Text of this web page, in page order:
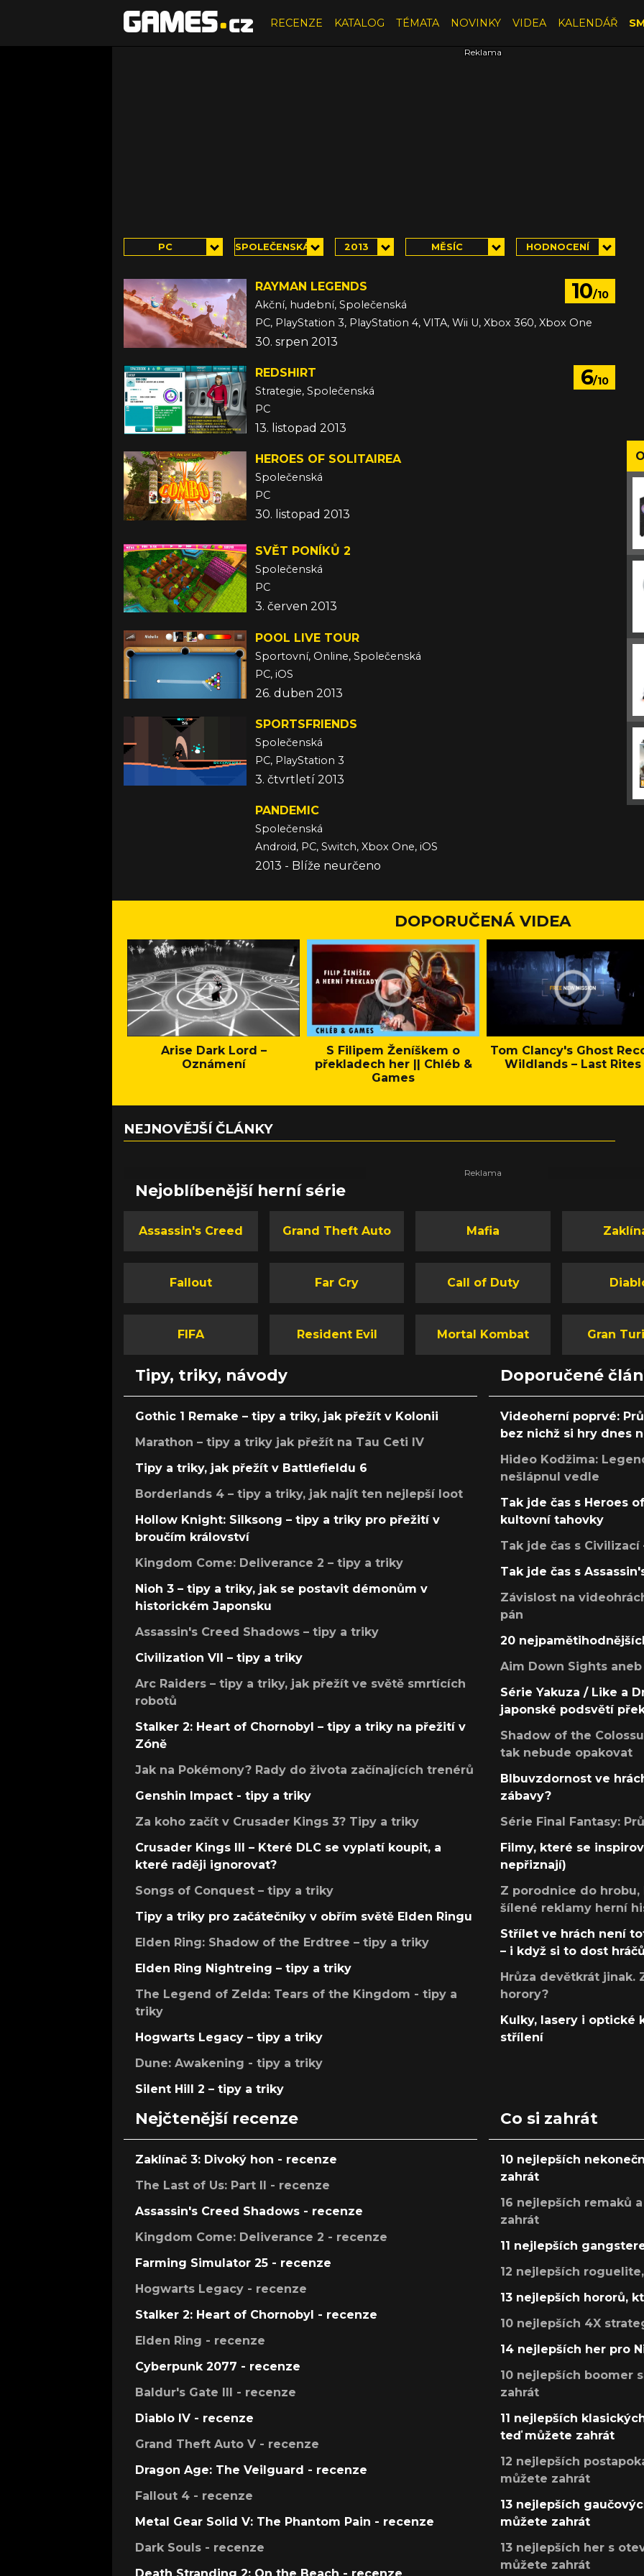
RECENZE KATALOG TÉMATA NOVINKY VIDEA KALENDÁŘ
PC SPOLEČENSKÁ 2013 MĚSÍC HODNOCENÍ
10/10
RAYMAN LEGENDS
Akční, hudební, Společenská
PC, PlayStation 3, PlayStation 4, VITA, Wii U, Xbox 360, Xbox One
30. srpen 2013
6/10
REDSHIRT
Strategie, Společenská
PC
13. listopad 2013
HEROES OF SOLITAIREA
Společenská
PC
30. listopad 2013
SVĚT PONÍKŮ 2
Společenská
PC
3. červen 2013
POOL LIVE TOUR
Sportovní, Online, Společenská
PC, iOS
26. duben 2013
SPORTSFRIENDS
Společenská
PC, PlayStation 3
3. čtvrtletí 2013
PANDEMIC
Společenská
Android, PC, Switch, Xbox One, iOS
2013 - Blíže neurčeno
DOPORUČENÁ VIDEA
Arise Dark Lord –
Oznámení
S Filipem Ženíškem o
překladech her || Chléb &
Games
Tom Clancy's Ghost
Wildlands – Last Rites
NEJNOVĚJŠÍ ČLÁNKY
Nejoblíbenější herní série
Assassin's Creed Grand Theft Auto Mafia
Fallout Far Cry Call of Duty
FIFA Resident Evil Mortal Kombat Gran
Tipy, triky, návody
Gothic 1 Remake – tipy a triky, jak přežít v Kolonii
Marathon – tipy a triky jak přežít na Tau Ceti IV
Tipy a triky, jak přežít v Battlefieldu 6
Borderlands 4 – tipy a triky, jak najít ten nejlepší loot
Hollow Knight: Silksong – tipy a triky pro přežití v
broučím království
Kingdom Come: Deliverance 2 – tipy a triky
Nioh 3 – tipy a triky, jak se postavit démonům v
historickém Japonsku
Assassin's Creed Shadows – tipy a triky
Civilization VII – tipy a triky
Arc Raiders – tipy a triky, jak přežít ve světě smrtících
robotů
Stalker 2: Heart of Chornobyl – tipy a triky na přežití v
Zóně
Jak na Pokémony? Rady do života začínajících trenérů
Genshin Impact - tipy a triky
Za koho začít v Crusader Kings 3? Tipy a triky
Crusader Kings III – Které DLC se vyplatí koupit, a
které raději ignorovat?
Songs of Conquest – tipy a triky
Tipy a triky pro začátečníky v obřím světě Elden Ringu
Elden Ring: Shadow of the Erdtree – tipy a triky
Elden Ring Nightreing – tipy a triky
The Legend of Zelda: Tears of the Kingdom - tipy a
triky
Hogwarts Legacy – tipy a triky
Dune: Awakening - tipy a triky
Silent Hill 2 – tipy a triky
Doporučené
Videoherní poprvé:
bez nichž si hry dnes
Hideo Kodžima:
nešlápnul vedle
Tak jde čas s Heroes
kultovní tahovky
Tak jde čas s
Tak jde čas s
Závislost na
pán
20
Aim Down Sights
Série Yakuza / Like a
japonské podsvětí
Shadow of the
tak nebude opakovat
Blbuvzdornost ve
zábavy?
Série Final Fantasy:
Filmy, které se
nepřiznají)
Z porodnice do hrobu,
šílené reklamy herní
Střílet ve hrách není
– i když si to dost
Hrůza devětkrát jinak.
horory?
Kulky, lasery i optické
střílení
Nejčtenější recenze
Zaklínač 3: Divoký hon - recenze
The Last of Us: Part II - recenze
Assassin's Creed Shadows - recenze
Kingdom Come: Deliverance 2 - recenze
Farming Simulator 25 - recenze
Hogwarts Legacy - recenze
Stalker 2: Heart of Chornobyl - recenze
Elden Ring - recenze
Cyberpunk 2077 - recenze
Baldur's Gate III - recenze
Diablo IV - recenze
Grand Theft Auto V - recenze
Dragon Age: The Veilguard - recenze
Fallout 4 - recenze
Metal Gear Solid V: The Phantom Pain - recenze
Dark Souls - recenze
Co si zahrát
10 nejlepších
zahrát
16 nejlepších remaků
zahrát
11 nejlepších
12 nejlepších
13 nejlepších hororů,
10 nejlepších 4X
14 nejlepších her pro
10 nejlepších boomer
zahrát
11 nejlepších
teď můžete zahrát
12 nejlepších
můžete zahrát
13 nejlepších
můžete zahrát
13 nejlepších her s
můžete zahrát